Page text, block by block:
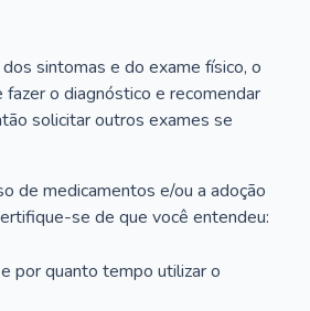
sintomas e do exame físico, o
o diagnóstico e recomendar
solicitar outros exames se
de medicamentos e/ou a adoção
se de que você entendeu:
por quanto tempo utilizar o